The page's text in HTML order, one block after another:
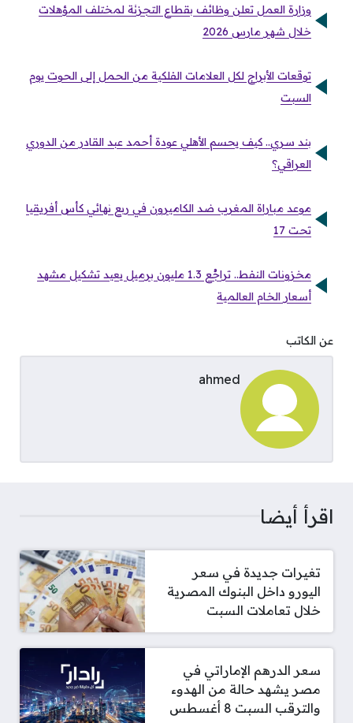
وزارة العمل تعلن وظائف بقطاع التجزئة لمختلف المؤهلات
خلال شهر مارس 2026
توقعات الأبراج لكل العلامات الفلكية من الحمل إلى الحوت يوم
السبت
بند سري.. كيف يحسم الأهلي عودة أحمد عبد القادر من الدوري
العراقي؟
موعد مباراة المغرب ضد الكاميرون في ربع نهائي كأس أفريقيا
تحت 17
مخزونات النفط.. تراجُع 1.3 مليون برميل يعيد تشكيل مشهد
أسعار الخام العالمية
عن الكاتب
ahmed
اقرأ أيضا
تغيرات جديدة في سعر
اليورو داخل البنوك المصرية
خلال تعاملات السبت
سعر الدرهم الإماراتي في
مصر يشهد حالة من الهدوء
والترقب السبت 8 أغسطس